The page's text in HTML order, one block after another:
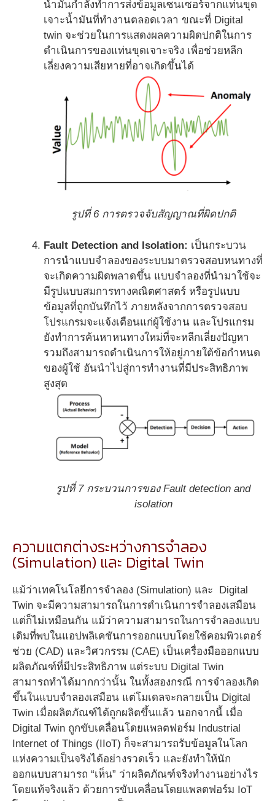
น้ำมันกำลังทำการส่งข้อมูลเซนเซอร์จากแท่นขุด
เจาะน้ำมันที่ทำงานตลอดเวลา ขณะที่ Digital
twin จะช่วยในการแสดงผลความผิดปกติในการ
ดำเนินการของแท่นขุดเจาะจริง เพื่อช่วยหลีก
เลี่ยงความเสียหายที่อาจเกิดขึ้นได้
รูปที่ 6 การตรวจจับสัญญาณที่ผิดปกติ
Fault Detection and Isolation: เป็นกระบวน
การนำแบบจำลองของระบบมาตรวจสอบหนทางที่
จะเกิดความผิดพลาดขึ้น แบบจำลองที่นำมาใช้จะ
มีรูปแบบสมการทางคณิตศาสตร์ หรือรูปแบบ
ข้อมูลที่ถูกบันทึกไว้ ภายหลังจากการตรวจสอบ
โปรแกรมจะแจ้งเตือนแก่ผู้ใช้งาน และโปรแกรม
ยังทำการค้นหาหนทางใหม่ที่จะหลีกเลี่ยงปัญหา
รวมถึงสามารถดำเนินการให้อยู่ภายใต้ข้อกำหนด
ของผู้ใช้ อันนำไปสู่การทำงานที่มีประสิทธิภาพ
สูงสุด
รูปที่ 7 กระบวนการของ Fault detection and
isolation
ความแตกต่างระหว่างการจำลอง
(Simulation) และ Digital Twin
แม้ว่าเทคโนโลยีการจำลอง (Simulation) และ Digital
Twin จะมีความสามารถในการดำเนินการจำลองเสมือน
แต่ก็ไม่เหมือนกัน แม้ว่าความสามารถในการจำลองแบบ
เดิมที่พบในแอปพลิเคชันการออกแบบโดยใช้คอมพิวเตอร์
ช่วย (CAD) และวิศวกรรม (CAE) เป็นเครื่องมือออกแบบ
ผลิตภัณฑ์ที่มีประสิทธิภาพ แต่ระบบ Digital Twin
สามารถทำได้มากกว่านั้น ในทั้งสองกรณี การจำลองเกิด
ขึ้นในแบบจำลองเสมือน แต่โมเดลจะกลายเป็น Digital
Twin เมื่อผลิตภัณฑ์ได้ถูกผลิตขึ้นแล้ว นอกจากนี้ เมื่อ
Digital Twin ถูกขับเคลื่อนโดยแพลตฟอร์ม Industrial
Internet of Things (IIoT) ก็จะสามารถรับข้อมูลในโลก
แห่งความเป็นจริงได้อย่างรวดเร็ว และยังทำให้นัก
ออกแบบสามารถ “เห็น” ว่าผลิตภัณฑ์จริงทำงานอย่างไร
โดยแท้จริงแล้ว ด้วยการขับเคลื่อนโดยแพลตฟอร์ม IoT